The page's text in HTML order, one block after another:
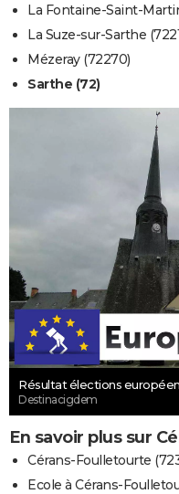
La Fontaine-Saint-
La Suze-sur-Sarthe
Mézeray (72270)
Sarthe (72)
Résultat élections
Destinacigdem
En savoir plus sur
Cérans-Foulletourte
Ecole à Cérans-